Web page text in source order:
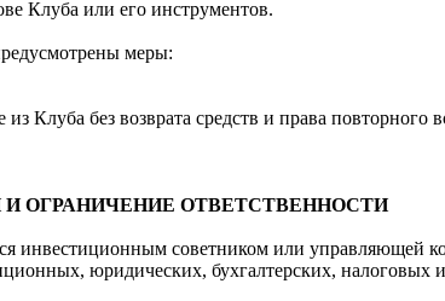
Клуба или его инструментов.
меры:
из Клуба без возврата средств и права повторного
И ОГРАНИЧЕНИЕ ОТВЕТСТВЕННОСТИ
инвестиционным советником или управляющей
юридических, бухгалтерских,